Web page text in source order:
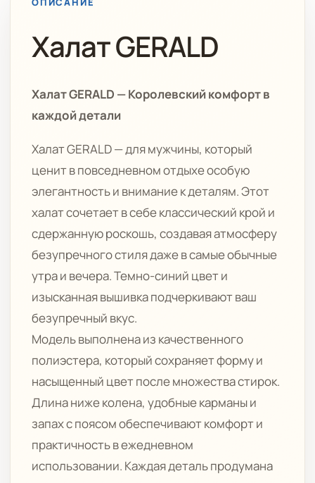
Халат GERALD
Халат GERALD — Королевский комфорт в
каждой детали
Халат GERALD — для мужчины, который
ценит в повседневном отдыхе особую
элегантность и внимание к деталям. Этот
халат сочетает в себе классический крой и
сдержанную роскошь, создавая атмосферу
безупречного стиля даже в самые обычные
утра и вечера. Темно-синий цвет и
изысканная вышивка подчеркивают ваш
безупречный вкус.
Модель выполнена из качественного
полиэстера, который сохраняет форму и
насыщенный цвет после множества стирок.
Длина ниже колена, удобные карманы и
запах с поясом обеспечивают комфорт и
практичность в ежедневном
использовании. Каждая деталь продумана